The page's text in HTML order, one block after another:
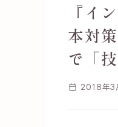
『イ
本対
で「
2018年3